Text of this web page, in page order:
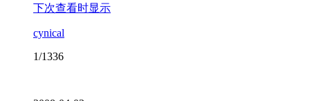
下次查看时显示
cynical
1/1336